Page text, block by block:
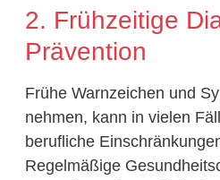
2. Frühzeitige
Prävention
Frühe Warnzeichen und
nehmen, kann in vielen
berufliche
Regelmäßige